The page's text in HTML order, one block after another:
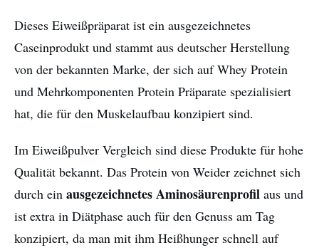
Dieses Eiweißpräparat ist ein ausgezeichnetes
Caseinprodukt und stammt aus deutscher Herstellung
von der bekannten Marke, der sich auf Whey Protein
und Mehrkomponenten Protein Präparate spezialisiert
hat, die für den Muskelaufbau konzipiert sind.
Im Eiweißpulver Vergleich sind diese Produkte für hohe
Qualität bekannt. Das Protein von Weider zeichnet sich
durch ein ausgezeichnetes Aminosäurenprofil aus und
ist extra in Diätphase auch für den Genuss am Tag
konzipiert, da man mit ihm Heißhunger schnell auf